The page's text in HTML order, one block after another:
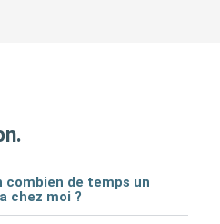
combien de temps un
chez moi ?